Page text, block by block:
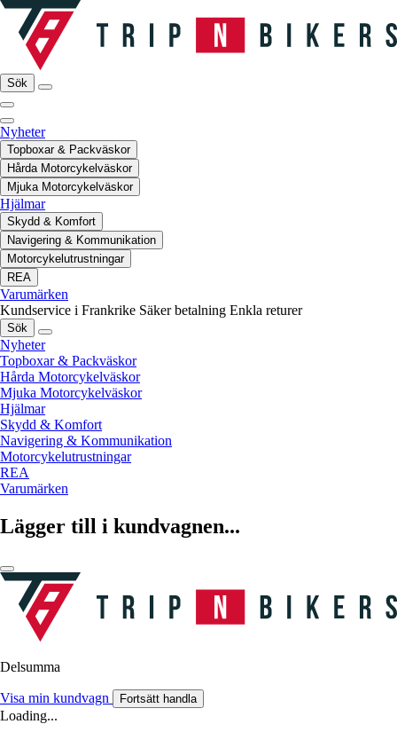
Sök
Nyheter
Topboxar & Packväskor
Hårda Motorcykelväskor
Mjuka Motorcykelväskor
Hjälmar
Skydd & Komfort
Navigering & Kommunikation
Motorcykelutrustningar
REA
Varumärken
Kundservice i Frankrike Säker betalning Enkla returer
Sök
Nyheter
Topboxar & Packväskor
Hårda Motorcykelväskor
Mjuka Motorcykelväskor
Hjälmar
Skydd & Komfort
Navigering & Kommunikation
Motorcykelutrustningar
REA
Varumärken
Lägger till i kundvagnen...
Delsumma
Visa min kundvagn Fortsätt handla
Loading...